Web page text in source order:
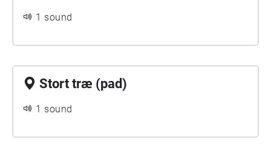
1 sound
Stort træ (pad)
1 sound